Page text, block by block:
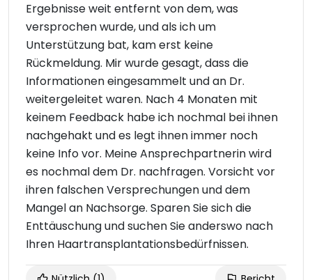
Ergebnisse weit entfernt von dem, was
versprochen wurde, und als ich um
Unterstützung bat, kam erst keine
Rückmeldung. Mir wurde gesagt, dass die
Informationen eingesammelt und an Dr.
weitergeleitet waren. Nach 4 Monaten mit
keinem Feedback habe ich nochmal bei ihnen
nachgehakt und es legt ihnen immer noch
keine Info vor. Meine Ansprechpartnerin wird
es nochmal dem Dr. nachfragen. Vorsicht vor
ihren falschen Versprechungen und dem
Mangel an Nachsorge. Sparen Sie sich die
Enttäuschung und suchen Sie anderswo nach
Ihren Haartransplantationsbedürfnissen.